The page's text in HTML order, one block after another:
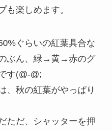
も楽しめます。
ぐらいの紅葉具合な
ぶん、緑→黄→赤のグ
す(@-@;
、秋の紅葉がやっぱり
ただ、シャッターを押